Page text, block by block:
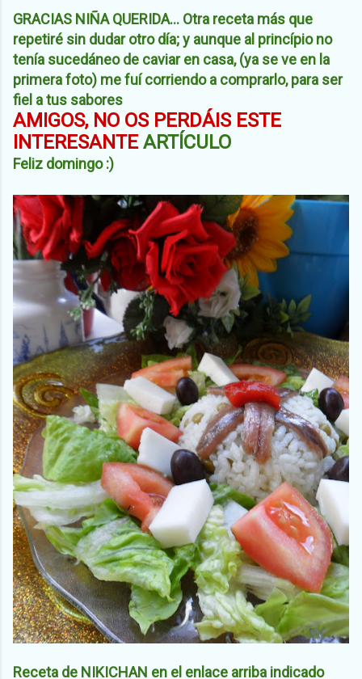
GRACIAS NIÑA QUERIDA... Otra receta más que
repetiré sin dudar otro día; y aunque al princípio no
tenía sucedáneo de caviar en casa, (ya se ve en la
primera foto) me fuí corriendo a comprarlo, para ser
fiel a tus sabores
AMIGOS, NO OS PERDÁIS ESTE
INTERESANTE ARTÍCULO
Feliz domingo :)
Receta de NIKICHAN en el enlace arriba indicado